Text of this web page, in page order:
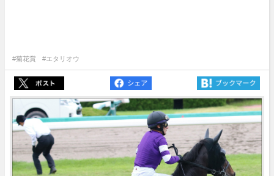
#菊花賞 #エタリオウ